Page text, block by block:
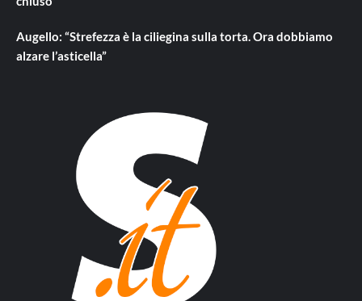
Augello: “Strefezza è la ciliegina sulla torta. Ora dobbiamo
alzare l’asticella”